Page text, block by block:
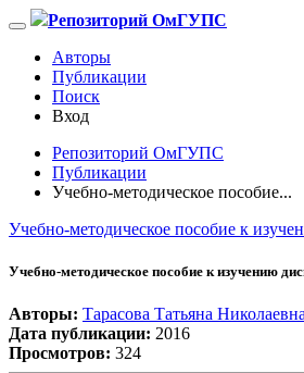
Репозиторий ОмГУПС
Авторы
Публикации
Поиск
Вход
Репозиторий ОмГУПС
Публикации
Учебно-методическое пособие...
Учебно-методическое пособие к
Учебно-методическое пособие к изучению
Авторы: Тарасова Татьяна Николаевна
Дата публикации: 2016
Просмотров: 324